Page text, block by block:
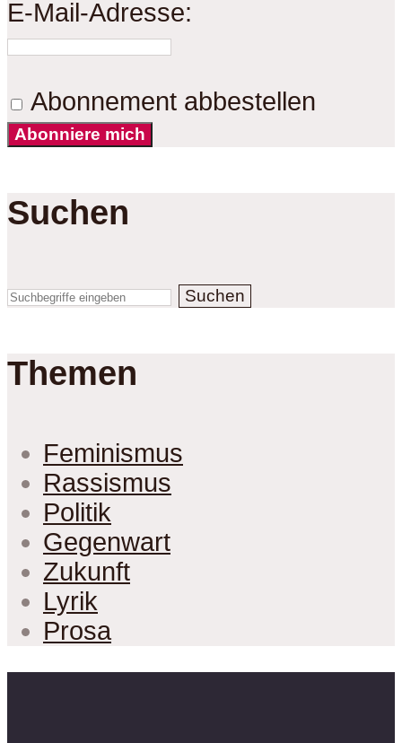
E-Mail-Adresse:
Abonnement abbestellen
Abonniere mich
Suchen
Suchen
Themen
Feminismus
Rassismus
Politik
Gegenwart
Zukunft
Lyrik
Prosa